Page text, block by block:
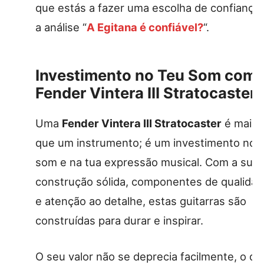
que estás a fazer uma escolha de
a análise “A Egitana é confiável?“.
Investimento no Teu Som com
Fender Vintera III Stratocaster
Uma Fender Vintera III Stratocaster é mais
que um instrumento; é um investimento no
som e na tua expressão musical. Com a sua
construção sólida, componentes de
e atenção ao detalhe, estas guitarras são
construídas para durar e inspirar.
O seu valor não se deprecia facilmente, o